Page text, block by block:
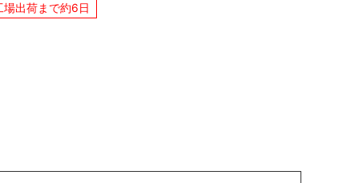
場出荷まで約6日